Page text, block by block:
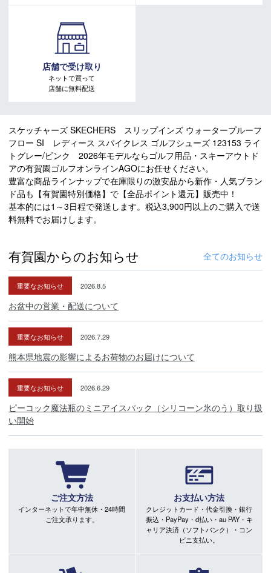
店舗で受け取り
ネットで買って
店舗に無料配送
スケッチャーズ SKECHERS スリップインズ ウォータープルーフ
フロー SI レディース スパイクレス ゴルフシューズ 123153 ライ
トグレー/ピンク 2026年モデルならゴルフ用品・スキーアウトド
アの有賀園ゴルフオンラインAGOにお任せください。
豊富な商品ラインナップで在庫限りの激安品から新作・人気ブラン
ド品も【有賀園特別価格】で【全品ポイント還元】販売中！
基本的には1～3日程で発送します。税込3,900円以上のご購入で送
料無料でお届けします。
有賀園からのお知らせ 全てのお知らせ
重要なお知らせ 2026.8.5
お盆中の営業・配送について
重要なお知らせ 2026.7.29
熊本県地震の影響によるお荷物のお届けについて
重要なお知らせ 2026.6.29
ピーコック魔法瓶のミニアイスパック（シリコーン氷のう）取り扱
い開始
ご注文方法
インターネットで年中無休・24時間
ご注文承ります。
お支払い方法
クレジットカード・代金引換・銀行
振込・PayPay・d払い・au PAY・キ
ャリア決済（ソフトバンク）・コン
ビニ支払い。